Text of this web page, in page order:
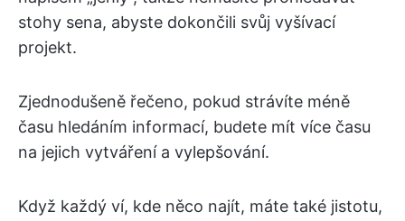
stohy sena, abyste dokončili svůj vyšívací
projekt.
Zjednodušeně řečeno, pokud strávíte méně
času hledáním informací, budete mít více času
na jejich vytváření a vylepšování.
Když každý ví, kde něco najít, máte také jistotu,